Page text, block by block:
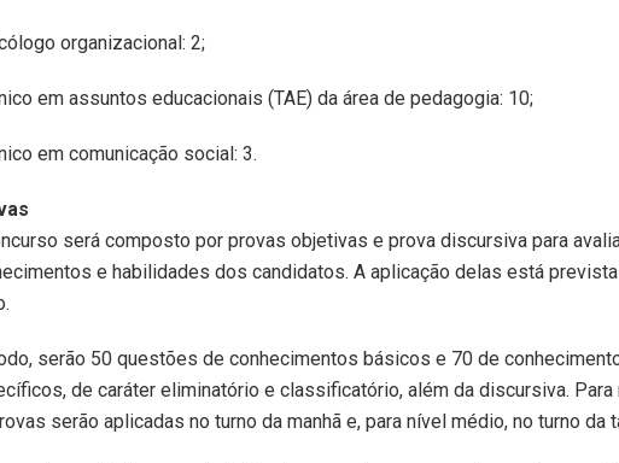
organizacional: 2;
em assuntos educacionais (TAE) da área de pedagogia: 10;
em comunicação social: 3.
será composto por provas objetivas e prova discursiva para
e habilidades dos candidatos. A aplicação delas está
serão 50 questões de conhecimentos básicos e 70 de
de caráter eliminatório e classificatório, além da discursiva. Para
serão aplicadas no turno da manhã e, para nível médio, no turno da